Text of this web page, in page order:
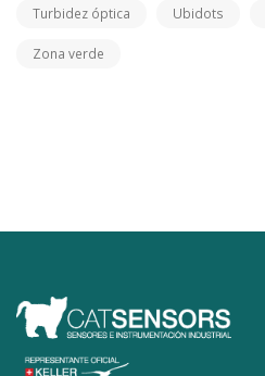
Turbidez óptica Ubidots
Zona verde